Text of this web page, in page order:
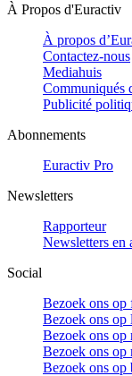
À Propos d'Euractiv
À propos
Contactez-nous
Mediahuis
Communiqués
Publicité
Abonnements
Euractiv Pro
Newsletters
Rapporteur
Newsletters en
Social
Bezoek ons op
Bezoek ons op
Bezoek ons op
Bezoek ons op
Bezoek ons op